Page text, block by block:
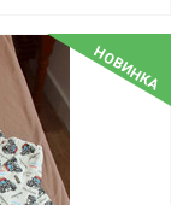
НОВИНКА